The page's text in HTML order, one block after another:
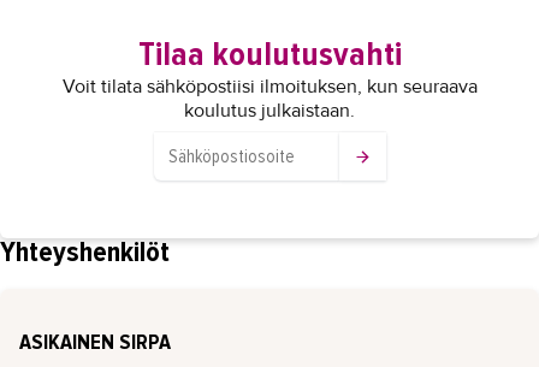
Tilaa koulutusvahti
Voit tilata sähköpostiisi ilmoituksen, kun seuraava
koulutus julkaistaan.
Yhteyshenkilöt
ASIKAINEN SIRPA